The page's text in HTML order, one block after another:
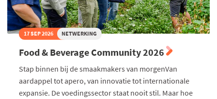
17 SEP 2026 NETWERKING
Food & Beverage Community 2026
Stap binnen bij de smaakmakers van morgenVan
aardappel tot apero, van innovatie tot internationale
expansie. De voedingssector staat nooit stil. Maar hoe